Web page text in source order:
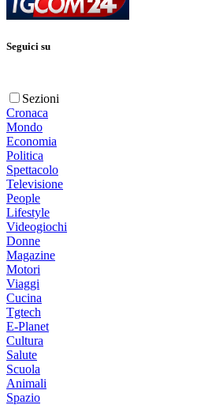
Seguici su
Sezioni
Cronaca
Mondo
Economia
Politica
Spettacolo
Televisione
People
Lifestyle
Videogiochi
Donne
Magazine
Motori
Viaggi
Cucina
Tgtech
E-Planet
Cultura
Salute
Scuola
Animali
Spazio